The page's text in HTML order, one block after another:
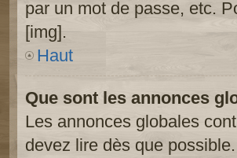
par un mot de passe, etc.
[img].
Haut
Que sont les annonces
Les annonces globales
devez lire dès que